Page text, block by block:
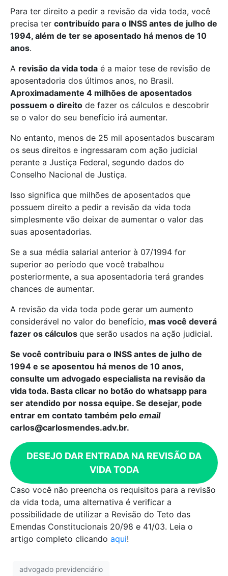
Para ter direito a pedir a revisão da vida toda, você
precisa ter contribuído para o INSS antes de julho de
1994, além de ter se aposentado há menos de 10
anos.
A revisão da vida toda é a maior tese de revisão de
aposentadoria dos últimos anos, no Brasil.
Aproximadamente 4 milhões de aposentados
possuem o direito de fazer os cálculos e descobrir
se o valor do seu benefício irá aumentar.
No entanto, menos de 25 mil aposentados buscaram
os seus direitos e ingressaram com ação judicial
perante a Justiça Federal, segundo dados do
Conselho Nacional de Justiça.
Isso significa que milhões de aposentados que
possuem direito a pedir a revisão da vida toda
simplesmente vão deixar de aumentar o valor das
suas aposentadorias.
Se a sua média salarial anterior à 07/1994 for
superior ao período que você trabalhou
posteriormente, a sua aposentadoria terá grandes
chances de aumentar.
A revisão da vida toda pode gerar um aumento
considerável no valor do benefício, mas você deverá
fazer os cálculos que serão usados na ação judicial.
Se você contribuiu para o INSS antes de julho de
1994 e se aposentou há menos de 10 anos,
consulte um advogado especialista na revisão da
vida toda. Basta clicar no botão do whatsapp para
ser atendido por nossa equipe. Se desejar, pode
entrar em contato também pelo email
carlos@carlosmendes.adv.br.
DESEJO DAR ENTRADA NA REVISÃO DA
VIDA TODA
Caso você não preencha os requisitos para a revisão
da vida toda, uma alternativa é verificar a
possibilidade de utilizar a Revisão do Teto das
Emendas Constitucionais 20/98 e 41/03. Leia o
artigo completo clicando aqui!
advogado previdenciário